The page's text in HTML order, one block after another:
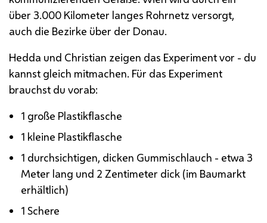
über 3.000 Kilometer langes Rohrnetz versorgt,
auch die Bezirke über der Donau.
Hedda und Christian zeigen das Experiment vor - du
kannst gleich mitmachen. Für das Experiment
brauchst du vorab:
1 große Plastikflasche
1 kleine Plastikflasche
1 durchsichtigen, dicken Gummischlauch - etwa 3
Meter lang und 2 Zentimeter dick (im Baumarkt
erhältlich)
1 Schere